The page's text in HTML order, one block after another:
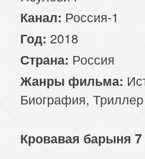
Канал: Россия-1
Год: 2018
Страна: Россия
Жанры фильма:
Биография, Триллер
Кровавая барыня